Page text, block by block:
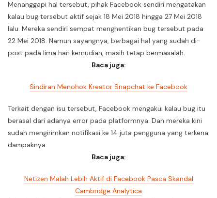
Menanggapi hal tersebut, pihak Facebook sendiri mengatakan
kalau bug tersebut aktif sejak 18 Mei 2018 hingga 27 Mei 2018
lalu. Mereka sendiri sempat menghentikan bug tersebut pada
22 Mei 2018. Namun sayangnya, berbagai hal yang sudah di-
post pada lima hari kemudian, masih tetap bermasalah.
Baca juga:
Sindiran Menohok Kreator Snapchat ke Facebook
Terkait dengan isu tersebut, Facebook mengakui kalau bug itu
berasal dari adanya error pada platformnya. Dan mereka kini
sudah mengirimkan notifikasi ke 14 juta pengguna yang terkena
dampaknya.
Baca juga:
Netizen Malah Lebih Aktif di Facebook Pasca Skandal
Cambridge Analytica